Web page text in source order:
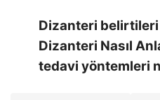
Dizanteri
Dizanteri Nasıl
tedavi yöntemleri